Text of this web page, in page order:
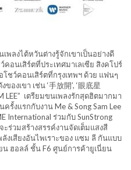
เพลงไต้หวันต่างรู้จักเขาเป็นอย่างดี
คอนเสิร์ตที่ประเทศมาเลเซีย สิงคโปร์
โชว์คอนเสิร์ตที่กรุงเทพฯ ด้วย แฟนๆ
งเขา เช่น ‘手放開’, ‘眼底星
LEE” เตรียมขนเพลงรักสุดฮิตมากมา
ครั้งแรกกับงาน Me & Song Sam Lee
International ร่วมกับ SunStrong
ะร่วมสร้างสรรค์งานจัดเต็มแสงสี
งเสียงอันไพเราะของ แซม ลี กันแบบ
ฮอลล์ ชั้น F6 ศูนย์การค้ายูเนี่ยน